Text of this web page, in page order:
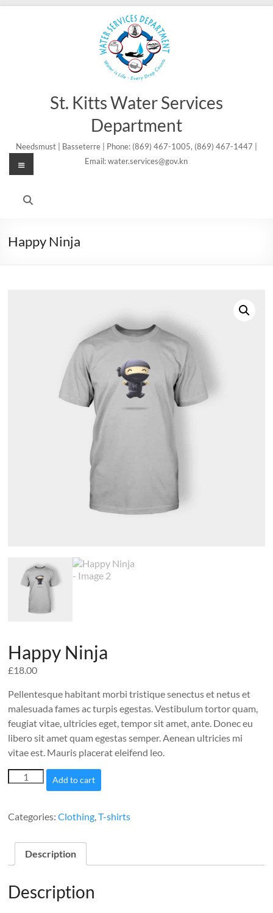
St. Kitts Water Services
Department
Needsmust | Basseterre | Phone: (869) 467-1005, (869) 467-1447 |
Email: water.services@gov.kn
Menu
Happy Ninja
Happy Ninja
£18.00
Pellentesque habitant morbi tristique senectus et netus et
malesuada fames ac turpis egestas. Vestibulum tortor quam,
feugiat vitae, ultricies eget, tempor sit amet, ante. Donec eu
libero sit amet quam egestas semper. Aenean ultricies mi
vitae est. Mauris placerat eleifend leo.
Happy
Ninja
Add to cart
Categories:Clothing,T-shirts
Description
Description